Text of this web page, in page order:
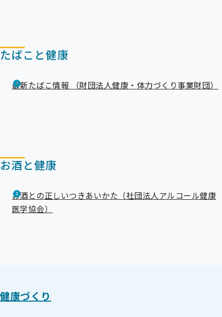
たばこと健康
最新たばこ情報 （財団法人健康・体力づくり事業財団）
お酒と健康
お酒との正しいつきあいかた（社団法人アルコール健康
医学協会）
健康づくり